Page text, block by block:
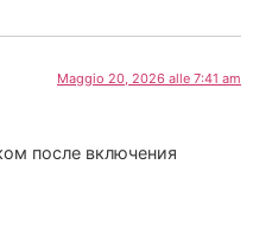
Maggio 20, 2026 alle 7:41 am
после включения